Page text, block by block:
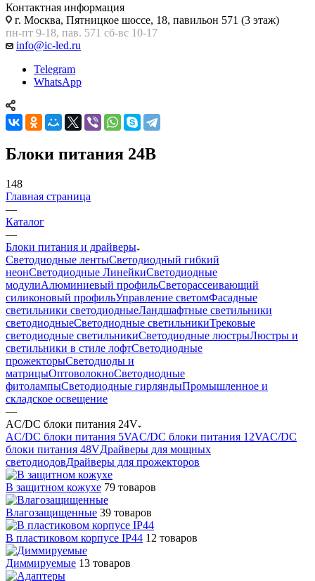
Контактная информация
г. Москва, Пятницкое шоссе, 18, павильон 571 (3 этаж)
пн-пт 9-18, пав. 571 сб-вс 10-17
info@ic-led.ru
Telegram
WhatsApp
Блоки питания 24B
148
Главная страница
—
Каталог
—
Блоки питания и драйверы
Светодиодные лентыСветодиодный гибкий
неонСветодиодные ЛинейкиСветодиодные
модулиАлюминиевый профильСветорассеивающий
силиконовый профильУправление светомФасадные
светильники светодиодныеЛандшафтные светильники
светодиодныеСветодиодные светильникиТрековые
светодиодные светильникиСветодиодные люстрыЛюстры и
светильники в стиле лофтСветодиодные
прожекторыСветодиоды и
матрицыОптоволокноСветодиодные
фитолампыСветодиодные гирляндыПромышленное и
складское освещение
—
AC/DC блоки питания 24V
AC/DC блоки питания 5VAC/DC блоки питания 12VAC/DC
блоки питания 48VДрайверы для мощных
светодиодовДрайверы для прожекторов
В защитном кожухе 79 товаров
Влагозащищенные 39 товаров
В пластиковом корпусе IP44 12 товаров
Диммируемые 13 товаров